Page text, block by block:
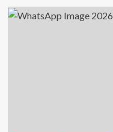
Training
27-